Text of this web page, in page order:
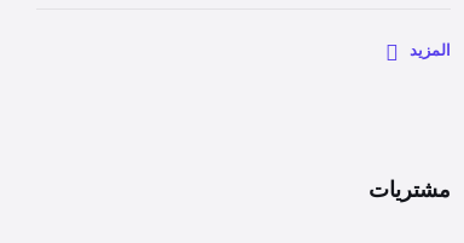
المزيد
مشتريات